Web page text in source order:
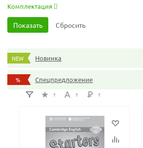
Комплектация
NEW Новинка
% Спецпредложение